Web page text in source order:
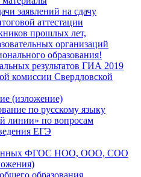
заявлений на сдачу
аттестации
прошлых лет,
организаций
образования!
результатов ГИА 2019
комиссии Свердловской
(изложение)
по русскому языку
линии» по вопросам
ЕГЭ
ФГОС НОО, ООО, СОО